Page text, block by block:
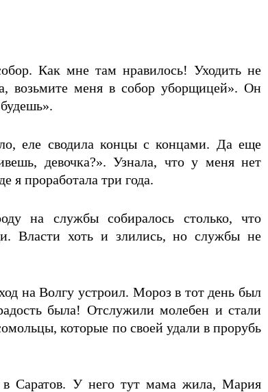
Как мне там нравилось! Уходить не
возьмите меня в собор уборщицей». Он
еле сводила концы с концами. Да еще
девочка?». Узнала, что у меня нет
я проработала три года.
на службы собиралось столько, что
Власти хоть и злились, но службы не
на Волгу устроил. Мороз в тот день был
была! Отслужили молебен и стали
которые по своей удали в прорубь
в Саратов. У него тут мама жила, Мария